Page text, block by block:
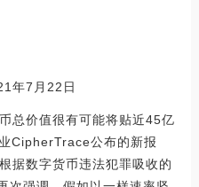
年7月22日
总价值很有可能将贴近45亿
CipherTrace公布的新报
据数字货币违法犯罪吸收的